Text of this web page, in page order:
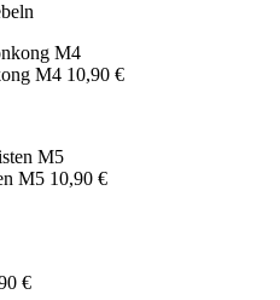
M4 10,90 €
M5 10,90 €
€